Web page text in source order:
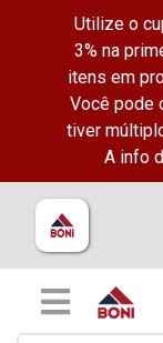
Utilize o
3% na
itens em
Você pode
tiver
A info